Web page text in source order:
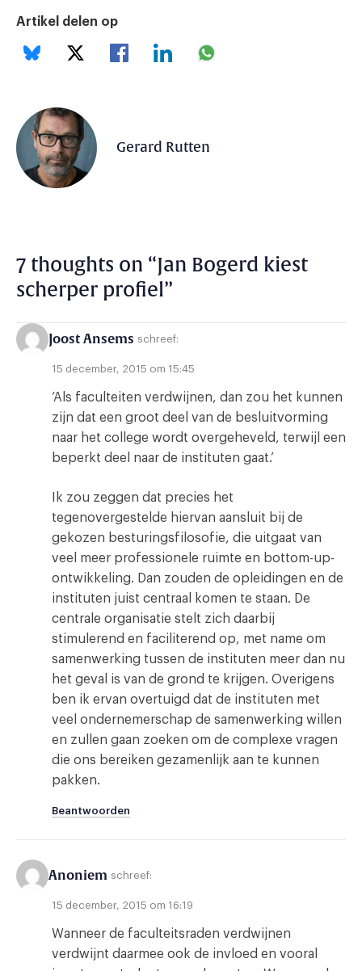
Artikel delen op
Gerard Rutten
7 thoughts on “Jan Bogerd kiest
scherper profiel”
Joost Ansems schreef:
15 december, 2015 om 15:45
‘Als faculteiten verdwijnen, dan zou het kunnen
zijn dat een groot deel van de besluitvorming
naar het college wordt overgeheveld, terwijl een
beperkt deel naar de instituten gaat.’
Ik zou zeggen dat precies het
tegenovergestelde hiervan aansluit bij de
gekozen besturingsfilosofie, die uitgaat van
veel meer professionele ruimte en bottom-up-
ontwikkeling. Dan zouden de opleidingen en de
instituten juist centraal komen te staan. De
centrale organisatie stelt zich daarbij
stimulerend en faciliterend op, met name om
samenwerking tussen de instituten meer dan nu
het geval is van de grond te krijgen. Overigens
ben ik ervan overtuigd dat de instituten met
veel ondernemerschap de samenwerking willen
en zullen gaan zoeken om de complexe vragen
die ons bereiken gezamenlijk aan te kunnen
pakken.
Beantwoorden
Anoniem schreef:
15 december, 2015 om 16:19
Wanneer de faculteitsraden verdwijnen
verdwijnt daarmee ook de invloed en vooral